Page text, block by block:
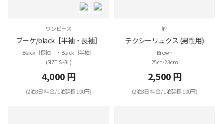
ワンピース
ブーケ/black［半袖・長袖］
Black［長袖］・Black［半袖］
(SIZE: S~3L)
4,000 円
(2泊3日 料金 / 1泊延長 100円)
靴
テクシーリュクス (男性用)
Brown
25㎝~28cm
2,500 円
(2泊3日 料金 / 1泊延長 100円)